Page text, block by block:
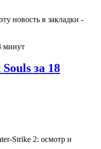
новость в закладки -
за 18